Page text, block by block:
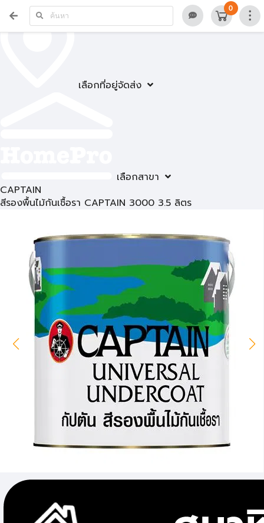
เลือกที่อยู่จัดส่ง
เลือกสาขา
0
CAPTAIN
สีรองพื้นไม้กันเชื้อรา CAPTAIN 3000 3.5 ลิตร